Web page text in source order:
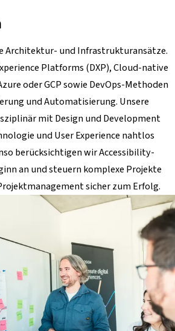
Architektur- und Infrastrukturansätze.
Platforms (DXP), Cloud-native
oder GCP sowie DevOps-Methoden
und Automatisierung. Unsere
mit Design und Development
und User Experience nahtlos
berücksichtigen wir Accessibility-
an und steuern komplexe Projekte
sicher zum Erfolg.